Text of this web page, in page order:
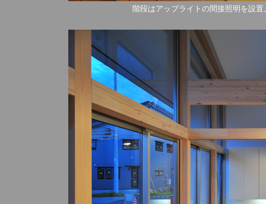
階段はアップライトの間接照明を設